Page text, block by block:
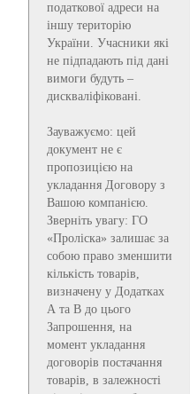
податкової адреси на
іншу територію
України. Учасники які
не підпадають під дані
вимоги будуть –
дискваліфіковані.
Зауважуємо: цей
документ не є
пропозицією на
укладання Договору з
Вашою компанією.
Зверніть увагу: ГО
«Проліска» залишає за
собою право зменшити
кількість товарів,
визначену у Додатках
А та В до цього
Запрошення, на
момент укладання
договорів постачання
товарів, в залежності